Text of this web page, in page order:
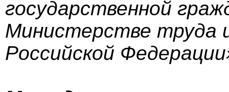
государственной
Министерстве труда
Российской